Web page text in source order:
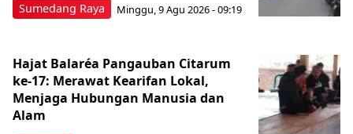
Sumedang Raya Minggu, 9 Agu 2026 - 09:19
Hajat Balaréa Pangauban Citarum
ke-17: Merawat Kearifan Lokal,
Menjaga Hubungan Manusia dan
Alam